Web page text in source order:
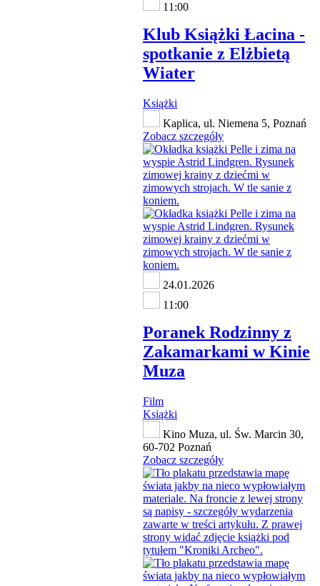
11:00
Klub Książki Łacina -
spotkanie z Elżbietą
Wiater
Książki
Kaplica, ul. Niemena 5, Poznań
Zobacz szczegóły
24.01.2026
11:00
Poranek Rodzinny z
Zakamarkami w Kinie
Muza
Film
Książki
Kino Muza, ul. Św. Marcin 30,
60-702 Poznań
Zobacz szczegóły